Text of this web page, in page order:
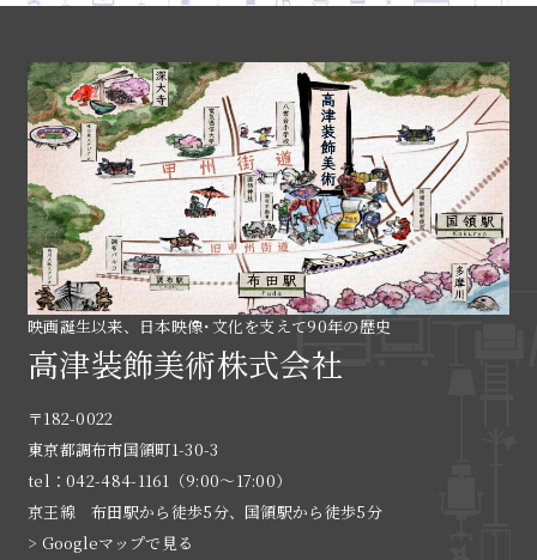
映画誕生以来、日本映像･文化を支えて90年の歴史
高津装飾美術株式会社
〒182-0022
東京都調布市国領町1-30-3
tel：042-484-1161（9:00〜17:00）
京王線 布田駅から徒歩5分、国領駅から徒歩5分
> Googleマップで見る